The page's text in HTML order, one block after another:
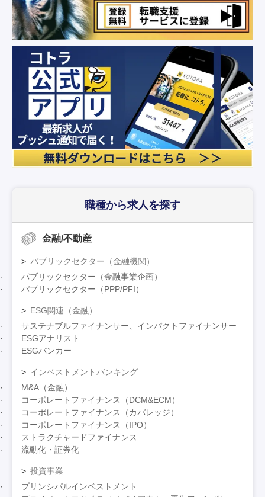
職種から求人を探す
金融/不動産
パブリックセクター（金融機関）
パブリックセクター（金融事業企画）
パブリックセクター（PPP/PFI）
ESG関連（金融）
サステナブルファイナンサー、インパクトファイナンサー
ESGアナリスト
ESGバンカー
インベストメントバンキング
M&A（金融）
コーポレートファイナンス（DCM&ECM）
コーポレートファイナンス（カバレッジ）
コーポレートファイナンス（IPO）
ストラクチャードファイナンス
流動化・証券化
投資事業
プリンシパルインベストメント